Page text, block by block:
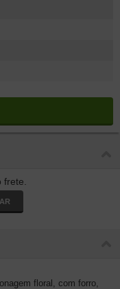
floral, com forro,